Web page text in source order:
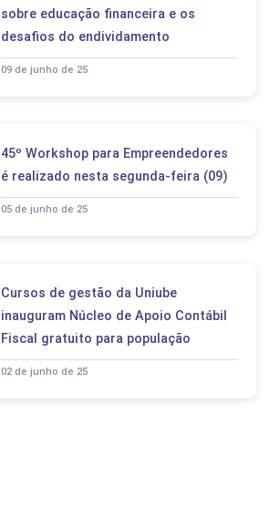
sobre educação financeira e os
desafios do endividamento
09 de junho de 25
45º Workshop para Empreendedores
é realizado nesta segunda-feira (09)
05 de junho de 25
Cursos de gestão da Uniube
inauguram Núcleo de Apoio Contábil
Fiscal gratuito para população
02 de junho de 25